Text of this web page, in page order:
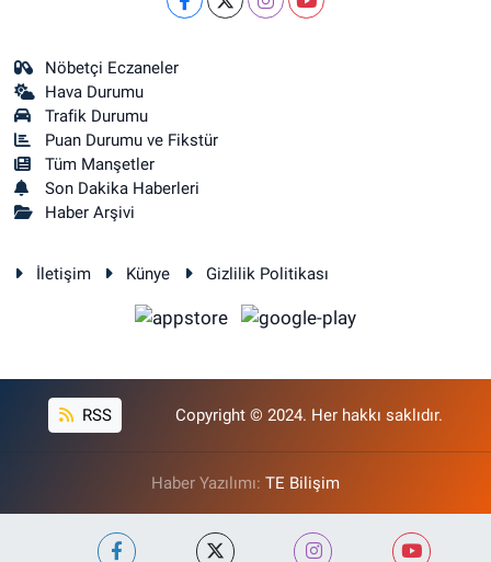
Nöbetçi Eczaneler
Hava Durumu
Trafik Durumu
Puan Durumu ve Fikstür
Tüm Manşetler
Son Dakika Haberleri
Haber Arşivi
İletişim Künye Gizlilik Politikası
RSS Copyright © 2024. Her hakkı saklıdır.
Haber Yazılımı: TE Bilişim